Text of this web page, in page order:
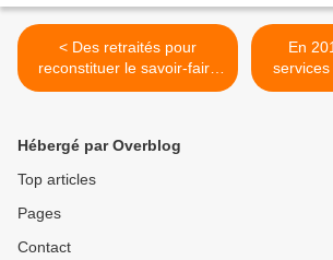
< Des retraités pour
reconstituer le savoir-faire
de la chaussure à
En
services
Hébergé par Overblog
Top articles
Pages
Contact